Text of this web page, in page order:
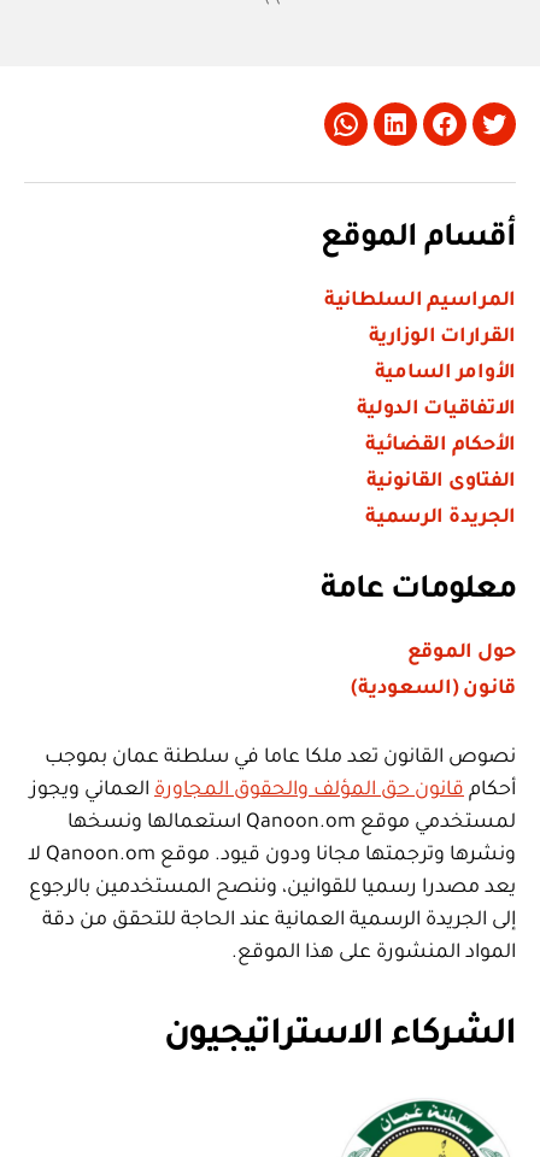
Twitter
Facebook
LinkedIn
Whatsapp
أقسام الموقع
المراسيم السلطانية
القرارات الوزارية
الأوامر السامية
الاتفاقيات الدولية
الأحكام القضائية
الفتاوى القانونية
الجريدة الرسمية
معلومات عامة
حول الموقع
قانون (السعودية)
نصوص القانون تعد ملكا عاما في سلطنة عمان بموجب
أحكام قانون حق المؤلف والحقوق المجاورة العماني ويجوز
لمستخدمي موقع Qanoon.om استعمالها ونسخها
ونشرها وترجمتها مجانا ودون قيود. موقع Qanoon.om لا
يعد مصدرا رسميا للقوانين، وننصح المستخدمين بالرجوع
إلى الجريدة الرسمية العمانية عند الحاجة للتحقق من دقة
المواد المنشورة على هذا الموقع.
الشركاء الاستراتيجيون